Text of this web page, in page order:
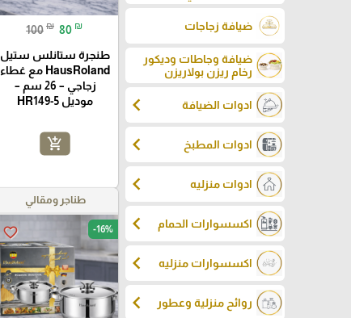
ضيافة زجاجات
ضيافة وجاطات وديكور
رخام ريزن بولاريزن
ادوات الضيافة chevron_left
ادوات المطبخ chevron_left
ادوات منزليه chevron_left
اكسسوارات الحمام chevron_left
اكسسوارات منزليه chevron_left
روائح منزلية وعطور chevron_left
100 ₪ 80 ₪
طنجرة ستانلس ستيل
HausRoland مع غطاء
زجاجي – 26 سم –
موديل HR149-5
add_shopping_cart
طناجر ومقالي
favorite_border -16%